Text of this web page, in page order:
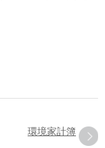
環境家計簿